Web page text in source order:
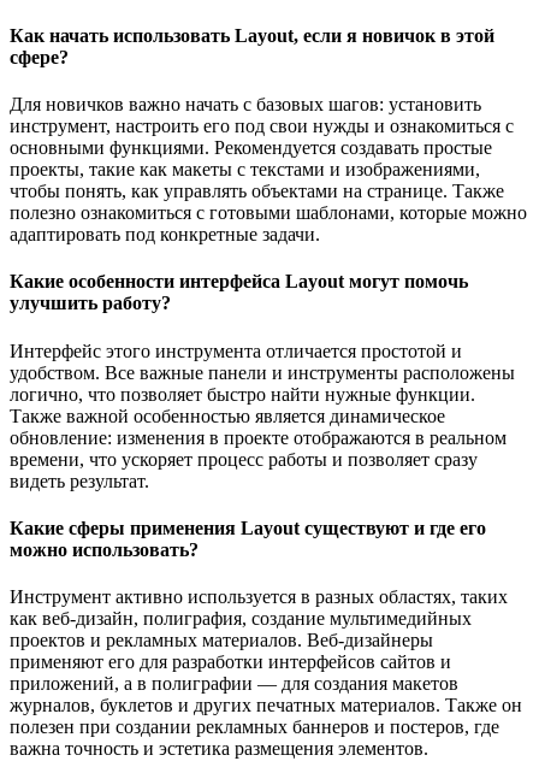
Как начать использовать Layout, если я новичок в этой
сфере?
Для новичков важно начать с базовых шагов: установить
инструмент, настроить его под свои нужды и ознакомиться с
основными функциями. Рекомендуется создавать простые
проекты, такие как макеты с текстами и изображениями,
чтобы понять, как управлять объектами на странице. Также
полезно ознакомиться с готовыми шаблонами, которые можно
адаптировать под конкретные задачи.
Какие особенности интерфейса Layout могут помочь
улучшить работу?
Интерфейс этого инструмента отличается простотой и
удобством. Все важные панели и инструменты расположены
логично, что позволяет быстро найти нужные функции.
Также важной особенностью является динамическое
обновление: изменения в проекте отображаются в реальном
времени, что ускоряет процесс работы и позволяет сразу
видеть результат.
Какие сферы применения Layout существуют и где его
можно использовать?
Инструмент активно используется в разных областях, таких
как веб-дизайн, полиграфия, создание мультимедийных
проектов и рекламных материалов. Веб-дизайнеры
применяют его для разработки интерфейсов сайтов и
приложений, а в полиграфии — для создания макетов
журналов, буклетов и других печатных материалов. Также он
полезен при создании рекламных баннеров и постеров, где
важна точность и эстетика размещения элементов.